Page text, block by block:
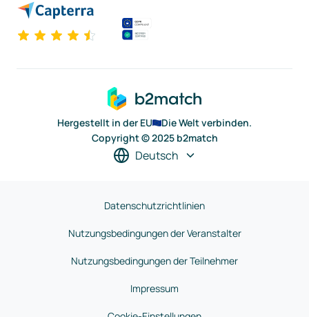
Hergestellt in der EU
Die Welt verbinden.
Copyright © 2025 b2match
Deutsch
Datenschutzrichtlinien
Nutzungsbedingungen der Veranstalter
Nutzungsbedingungen der Teilnehmer
Impressum